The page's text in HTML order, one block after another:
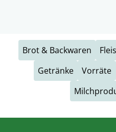
Brot & Backwaren
Getränke
Vorräte